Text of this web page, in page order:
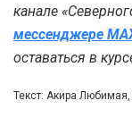
канале
мессенджере
оставаться в
Текст: Акира